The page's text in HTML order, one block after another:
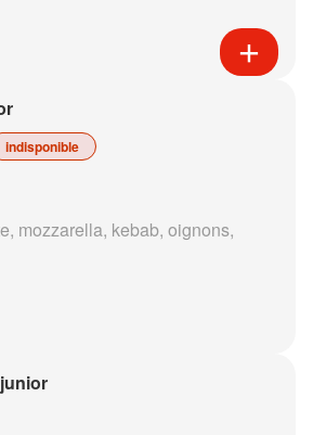
indisponible
mozzarella, kebab, oignons,